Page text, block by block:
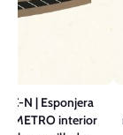
N | Esponjera
METRO interior